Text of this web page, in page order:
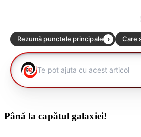
Până la capătul galaxiei!